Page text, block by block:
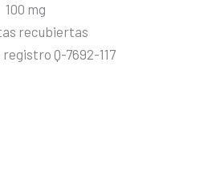
100 mg
recubiertas
Q-7692-117